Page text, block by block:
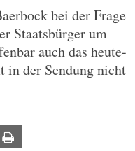
bei der Frage
Staatsbürger um
auch das heute-
in der Sendung nicht